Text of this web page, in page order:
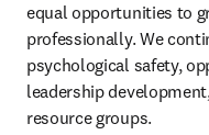
equal opportunities to
professionally. We
psychological safety,
leadership
resource groups.